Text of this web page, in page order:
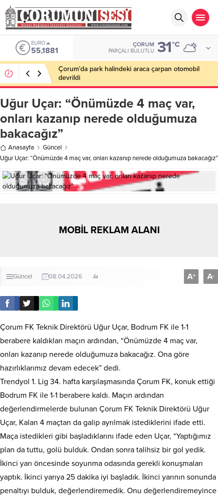
EURO
55,1881
ÇORUM
PARÇALI BULUTLU 31°C
Çorum’da park halindeki araca çarpan otomobil
devrildi
Uğur Uçar: “Önümüzde 4 maç var,
onları kazanıp nerede olduğumuza
bakacağız”
Anasayfa
Güncel
Uğur Uçar: “Önümüzde 4 maç var, onları kazanıp nerede olduğumuza bakacağız”
MOBİL REKLAM ALANI
Güncel 08.04.2026 A+ A-
Çorum FK Teknik Direktörü Uğur Uçar, Bodrum FK ile 1-1
berabere kaldıkları maçın ardından, “Önümüzde 4 maç var,
onları kazanıp nerede olduğumuza bakacağız. Ona göre
hazırlıklarımız devam edecek” dedi.
Trendyol 1. Lig 34. hafta karşılaşmasında Çorum FK, konuk ettiği
Bodrum FK ile 1-1 berabere kaldı. Maçın ardından
değerlendirmelerde bulunan Çorum FK Teknik Direktörü Uğur
Uçar, Kalan 4 maçtan da galip ayrılmak istediklerini ifade etti.
Maça istedikleri gibi başladıklarını ifade eden Uçar, “Yaptığımız
plan da tuttu, golü bulduk. Ondan sonra talihsiz bir gol yedik.
İkinci yarı öncesinde soyunma odasında gerekli konuşmaları
yaptık. İkinci yarıya 25 dakika iyi başladık. İkinci yarının sonunda
penaltıyı bulduk, değerlendiremedik. Onu değerlendiremeyince